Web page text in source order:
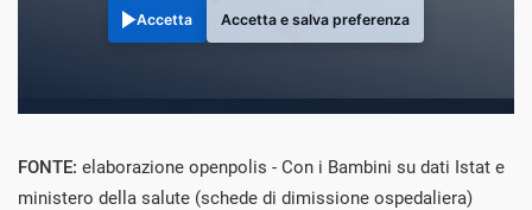
Accetta Accetta e salva preferenza
FONTE: elaborazione openpolis - Con i Bambini su dati Istat e
ministero della salute (schede di dimissione ospedaliera)